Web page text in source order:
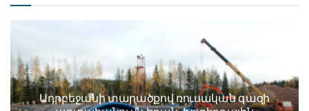
Ադրբեջանի տարածքով ռուսական գազի